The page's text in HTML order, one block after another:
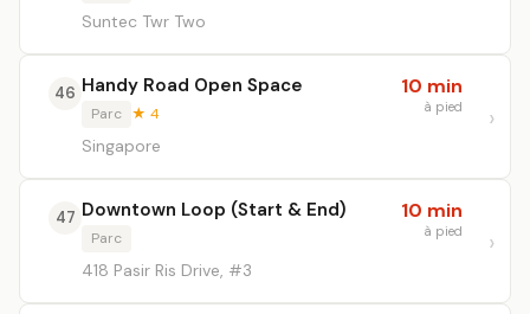
Suntec Twr Two
46 Handy Road Open Space
Parc ★ 4
Singapore
10 min
à pied
47 Downtown Loop (Start & End)
Parc
418 Pasir Ris Drive, #3
10 min
à pied